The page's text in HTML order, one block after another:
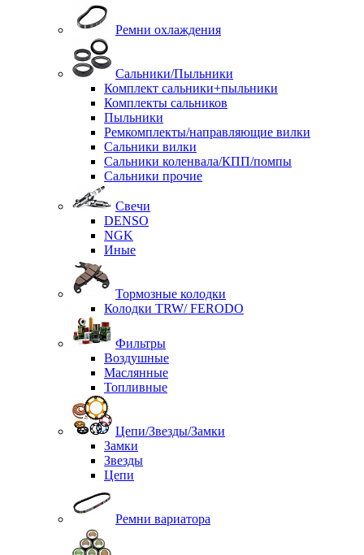
Ремни охлаждения
Сальники/Пыльники
Комплект сальники+пыльники
Комплекты сальников
Пыльники
Ремкомплекты/направляющие вилки
Сальники вилки
Сальники коленвала/КПП/помпы
Сальники прочие
Свечи
DENSO
NGK
Иные
Тормозные колодки
Колодки TRW/ FERODO
Фильтры
Воздушные
Маслянные
Топливные
Цепи/Звезды/Замки
Замки
Звезды
Цепи
Ремни вариатора